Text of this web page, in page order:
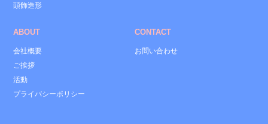
頭飾造形
ABOUT
会社概要
ご挨拶
活動
プライバシーポリシー
CONTACT
お問い合わせ